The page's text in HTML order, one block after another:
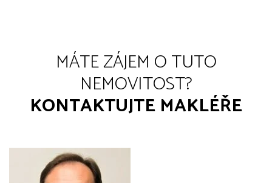
MÁTE ZÁJEM O TUTO
NEMOVITOST?
KONTAKTUJTE MAKLÉŘE